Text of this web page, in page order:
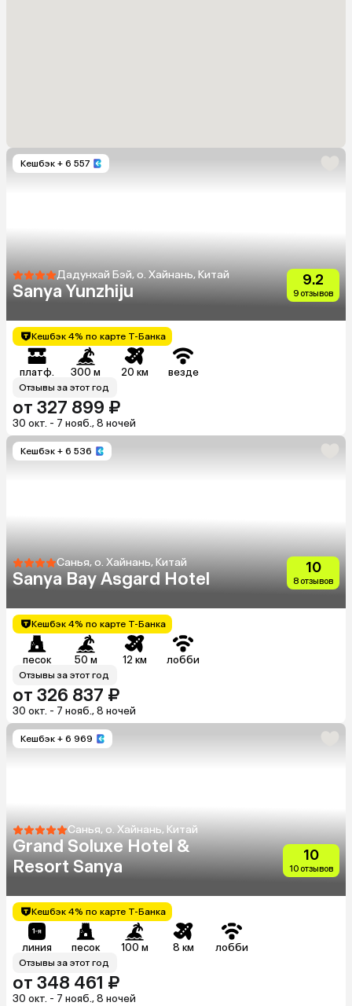
Кешбэк + 6 557
Дадунхай Бэй, о. Хайнань, Китай
Sanya Yunzhiju
9.2
9 отзывов
Кешбэк 4% по карте Т-Банка
платф. 300 м 20 км везде
Отзывы за этот год
от 327 899 ₽
30 окт. - 7 нояб., 8 ночей
Кешбэк + 6 536
Санья, о. Хайнань, Китай
Sanya Bay Asgard Hotel
10
8 отзывов
Кешбэк 4% по карте Т-Банка
песок 50 м 12 км лобби
Отзывы за этот год
от 326 837 ₽
30 окт. - 7 нояб., 8 ночей
Кешбэк + 6 969
Санья, о. Хайнань, Китай
Grand Soluxe Hotel &
Resort Sanya
10
10 отзывов
Кешбэк 4% по карте Т-Банка
линия песок 100 м 8 км лобби
Отзывы за этот год
от 348 461 ₽
30 окт. - 7 нояб., 8 ночей